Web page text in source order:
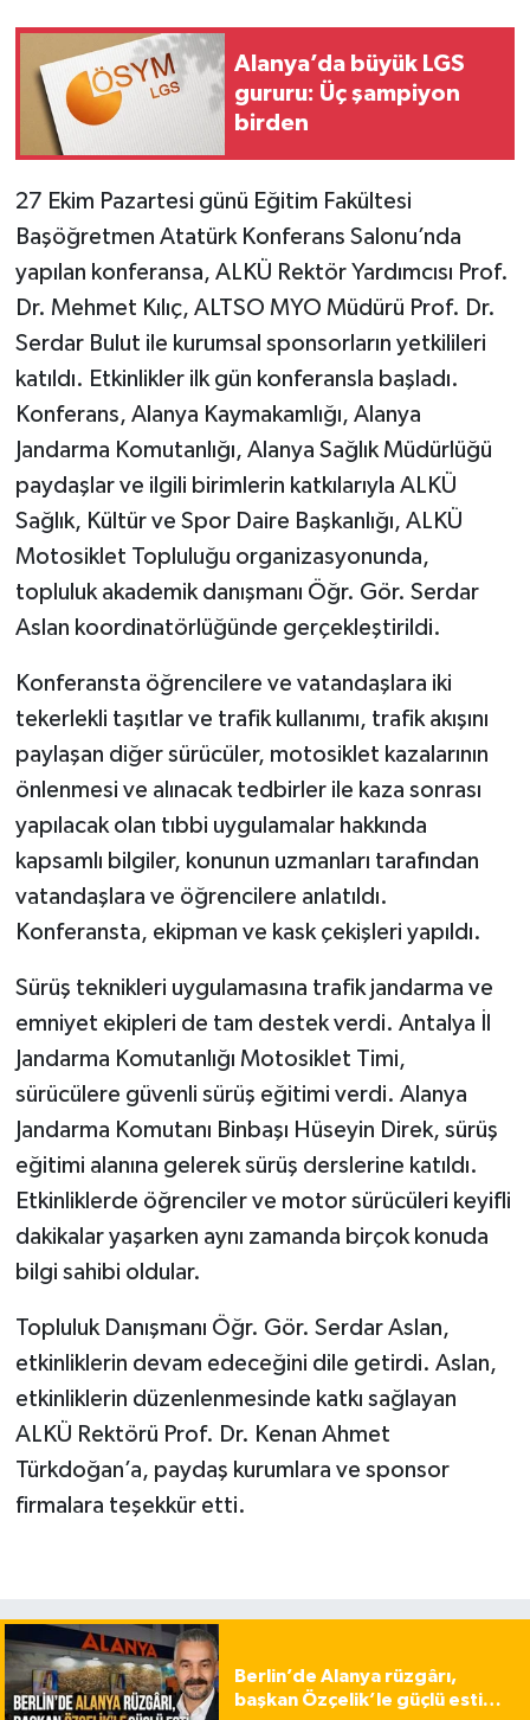
Alanya’da büyük LGS
gururu: Üç şampiyon
birden
27 Ekim Pazartesi günü Eğitim Fakültesi
Başöğretmen Atatürk Konferans Salonu’nda
yapılan konferansa, ALKÜ Rektör Yardımcısı Prof.
Dr. Mehmet Kılıç, ALTSO MYO Müdürü Prof. Dr.
Serdar Bulut ile kurumsal sponsorların yetkilileri
katıldı. Etkinlikler ilk gün konferansla başladı.
Konferans, Alanya Kaymakamlığı, Alanya
Jandarma Komutanlığı, Alanya Sağlık Müdürlüğü
paydaşlar ve ilgili birimlerin katkılarıyla ALKÜ
Sağlık, Kültür ve Spor Daire Başkanlığı, ALKÜ
Motosiklet Topluluğu organizasyonunda,
topluluk akademik danışmanı Öğr. Gör. Serdar
Aslan koordinatörlüğünde gerçekleştirildi.
Konferansta öğrencilere ve vatandaşlara iki
tekerlekli taşıtlar ve trafik kullanımı, trafik akışını
paylaşan diğer sürücüler, motosiklet kazalarının
önlenmesi ve alınacak tedbirler ile kaza sonrası
yapılacak olan tıbbi uygulamalar hakkında
kapsamlı bilgiler, konunun uzmanları tarafından
vatandaşlara ve öğrencilere anlatıldı.
Konferansta, ekipman ve kask çekişleri yapıldı.
Sürüş teknikleri uygulamasına trafik jandarma ve
emniyet ekipleri de tam destek verdi. Antalya İl
Jandarma Komutanlığı Motosiklet Timi,
sürücülere güvenli sürüş eğitimi verdi. Alanya
Jandarma Komutanı Binbaşı Hüseyin Direk, sürüş
eğitimi alanına gelerek sürüş derslerine katıldı.
Etkinliklerde öğrenciler ve motor sürücüleri keyifli
dakikalar yaşarken aynı zamanda birçok konuda
bilgi sahibi oldular.
Topluluk Danışmanı Öğr. Gör. Serdar Aslan,
etkinliklerin devam edeceğini dile getirdi. Aslan,
etkinliklerin düzenlenmesinde katkı sağlayan
ALKÜ Rektörü Prof. Dr. Kenan Ahmet
Türkdoğan’a, paydaş kurumlara ve sponsor
firmalara teşekkür etti.
Berlin’de Alanya rüzgârı,
başkan Özçelik’le güçlü esti…